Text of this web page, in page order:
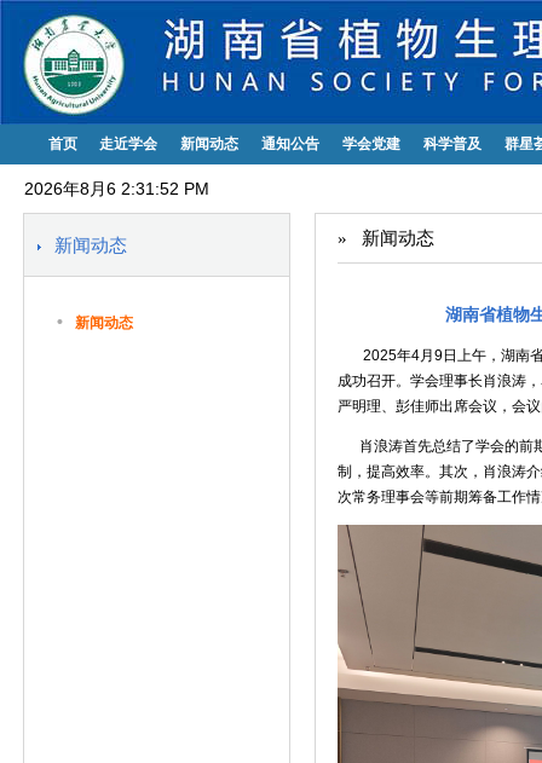
首页 走近学会 新闻动态 通知公告 学会党建 科学普及 群星
2026年8月6 2:31:53 PM
新闻动态
• 新闻动态
» 新闻动态
湖南省植物
2025年4月 9日上午，湖南
成功召开。学会理事长肖浪涛
严明理、彭佳师出席会议，会
肖浪涛首先总结了学会的前
制，提高效率。其次，肖浪涛
次常务理事会等前期筹备工作